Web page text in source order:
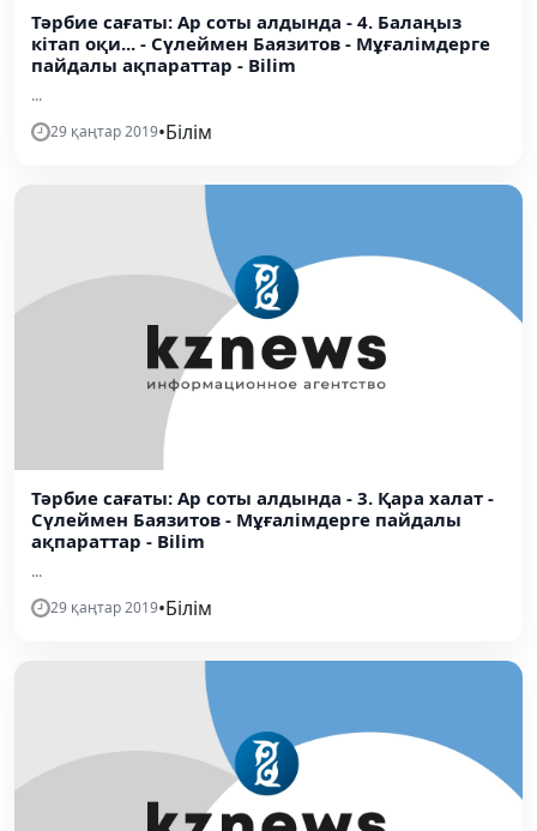
Тәрбие сағаты: Ар соты алдында - 4. Балаңыз
кітап оқи... - Сүлеймен Баязитов - Мұғалімдерге
пайдалы ақпараттар - Bilim
...
29 қаңтар 2019•Білім
Тәрбие сағаты: Ар соты алдында - 3. Қара халат -
Сүлеймен Баязитов - Мұғалімдерге пайдалы
ақпараттар - Bilim
...
29 қаңтар 2019•Білім